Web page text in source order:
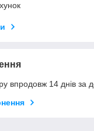
впродовж 14 днів за